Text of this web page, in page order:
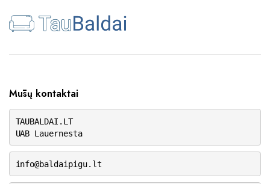
Mūsų kontaktai
TAUBALDAI.LT
UAB Lauernesta
info@baldaipigu.lt